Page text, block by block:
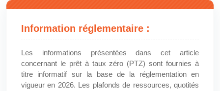
Information réglementaire :
Les informations présentées dans cet article
concernant le prêt à taux zéro (PTZ) sont fournies à
titre informatif sur la base de la réglementation en
vigueur en 2026. Les plafonds de ressources, quotités